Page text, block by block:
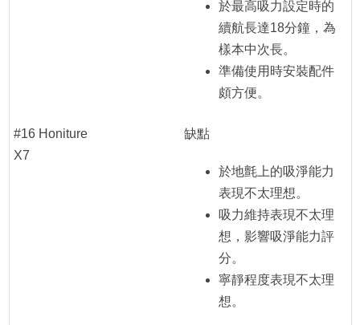
#16 Honiture
X7
於最高吸力設定時的
續航長達18分鐘，為
樣本中次長。
準備使用時安裝配件
頗方便。
缺點
於地氈上的吸淨能力
表現不太理想。
吸力維持表現不太理
想，影響吸淨能力評
分。
寧靜程度表現不太理
想。